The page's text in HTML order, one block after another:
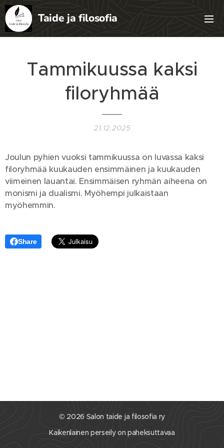
Taide ja filosofia
filosofia
Tammikuussa kaksi
filoryhmää
21.12.2025
Joulun pyhien vuoksi tammikuussa on luvassa kaksi
filoryhmää kuukauden ensimmäinen ja kuukauden
viimeinen lauantai. Ensimmäisen ryhmän aiheena on
monismi ja dualismi. Myöhempi julkaistaan
myöhemmin.
Share
© 2026 Salon taide ja filosofia ry
Kaikenlainen perseily on paheksuttavaa